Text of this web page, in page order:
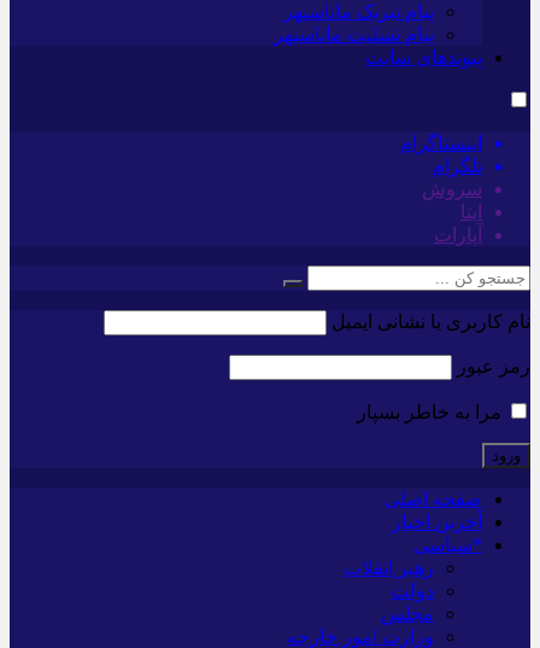
پیام تبریک ماناسپهر
پیام تسلیت ماناسپهر
پیوندهای سایت
اینستاگرام
تلگرام
سروش
ایتا
آپارات
نام کاربری یا نشانی ایمیل
رمز عبور
مرا به خاطر بسپار
صفحه اصلی
آخرین اخبار
*سیاسی
رهبر انقلاب
دولت
مجلس
وزارت امور خارجه